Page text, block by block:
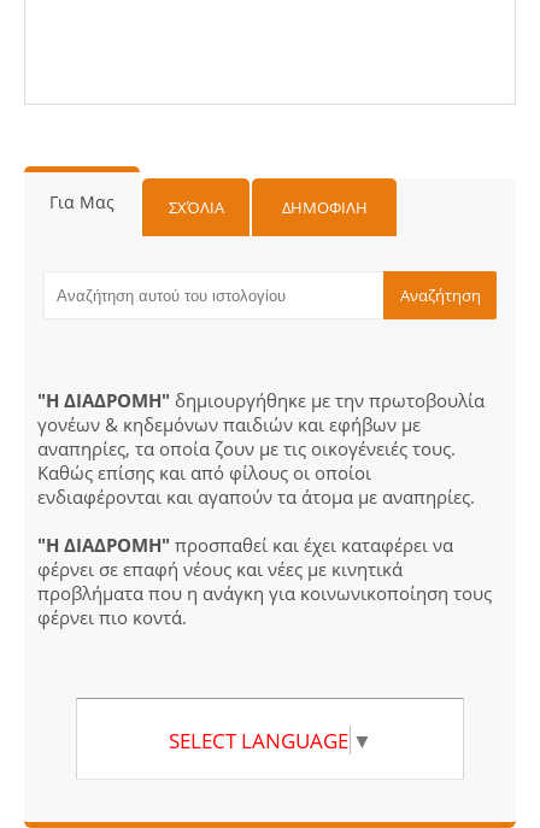
Για Μας ΣΧΌΛΙΑ ΔΗΜΟΦΙΛΗ
"Η ΔΙΑΔΡΟΜΗ" δημιουργήθηκε με την πρωτοβουλία
γονέων & κηδεμόνων παιδιών και εφήβων με
αναπηρίες, τα οποία ζουν με τις οικογένειές τους.
Καθώς επίσης και από φίλους οι οποίοι
ενδιαφέρονται και αγαπούν τα άτομα με αναπηρίες.
"Η ΔΙΑΔΡΟΜΗ" προσπαθεί και έχει καταφέρει να
φέρνει σε επαφή νέους και νέες με κινητικά
προβλήματα που η ανάγκη για κοινωνικοποίηση τους
φέρνει πιο κοντά.
SELECT LANGUAGE ▼